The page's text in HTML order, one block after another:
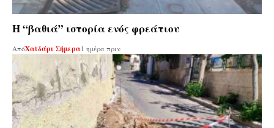
Η “βαθιά” ιστορία ενός φρεάτιου
ΑπόΧαϊδάρι Σήμερα 1 ημέρα πριν